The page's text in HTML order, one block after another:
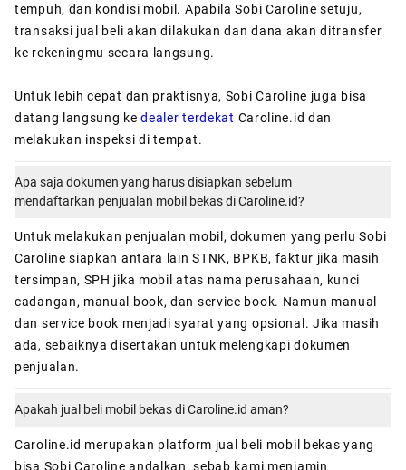
tempuh, dan kondisi mobil. Apabila Sobi Caroline setuju,
transaksi jual beli akan dilakukan dan dana akan ditransfer
ke rekeningmu secara langsung.
Untuk lebih cepat dan praktisnya, Sobi Caroline juga bisa
datang langsung ke dealer terdekat Caroline.id dan
melakukan inspeksi di tempat.
Apa saja dokumen yang harus disiapkan sebelum
mendaftarkan penjualan mobil bekas di Caroline.id?
Untuk melakukan penjualan mobil, dokumen yang perlu Sobi
Caroline siapkan antara lain STNK, BPKB, faktur jika masih
tersimpan, SPH jika mobil atas nama perusahaan, kunci
cadangan, manual book, dan service book. Namun manual
dan service book menjadi syarat yang opsional. Jika masih
ada, sebaiknya disertakan untuk melengkapi dokumen
penjualan.
Apakah jual beli mobil bekas di Caroline.id aman?
Caroline.id merupakan platform jual beli mobil bekas yang
bisa Sobi Caroline andalkan, sebab kami menjamin